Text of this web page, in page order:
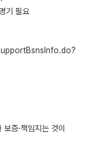
기 필요
증·책임지는 것이